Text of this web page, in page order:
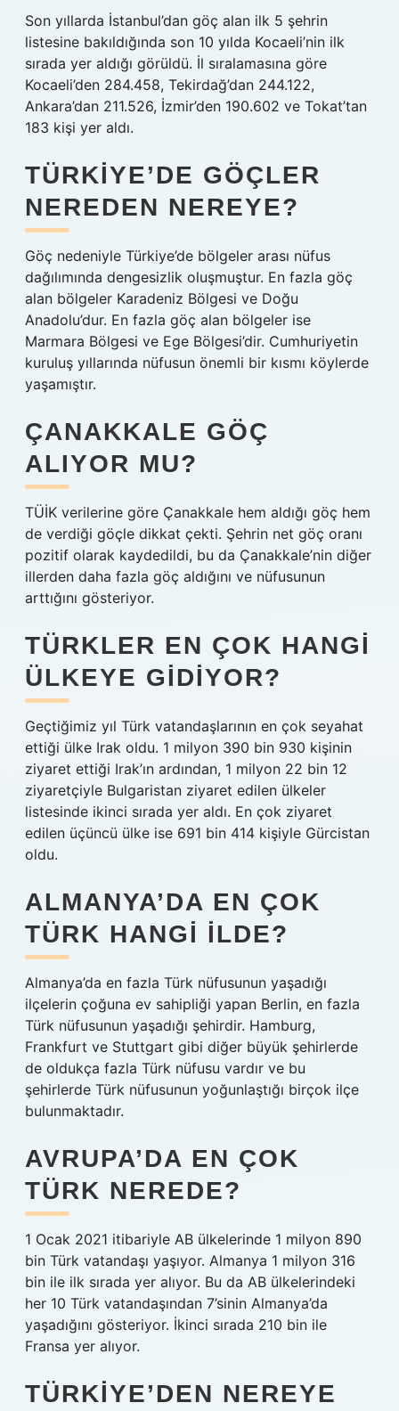
Son yıllarda İstanbul’dan göç alan ilk 5 şehrin
listesine bakıldığında son 10 yılda Kocaeli’nin ilk
sırada yer aldığı görüldü. İl sıralamasına göre
Kocaeli’den 284.458, Tekirdağ’dan 244.122,
Ankara’dan 211.526, İzmir’den 190.602 ve Tokat’tan
183 kişi yer aldı.
TÜRKIYE’DE GÖÇLER
NEREDEN NEREYE?
Göç nedeniyle Türkiye’de bölgeler arası nüfus
dağılımında dengesizlik oluşmuştur. En fazla göç
alan bölgeler Karadeniz Bölgesi ve Doğu
Anadolu’dur. En fazla göç alan bölgeler ise
Marmara Bölgesi ve Ege Bölgesi’dir. Cumhuriyetin
kuruluş yıllarında nüfusun önemli bir kısmı köylerde
yaşamıştır.
ÇANAKKALE GÖÇ
ALIYOR MU?
TÜİK verilerine göre Çanakkale hem aldığı göç hem
de verdiği göçle dikkat çekti. Şehrin net göç oranı
pozitif olarak kaydedildi, bu da Çanakkale’nin diğer
illerden daha fazla göç aldığını ve nüfusunun
arttığını gösteriyor.
TÜRKLER EN ÇOK HANGI
ÜLKEYE GIDIYOR?
Geçtiğimiz yıl Türk vatandaşlarının en çok seyahat
ettiği ülke Irak oldu. 1 milyon 390 bin 930 kişinin
ziyaret ettiği Irak’ın ardından, 1 milyon 22 bin 12
ziyaretçiyle Bulgaristan ziyaret edilen ülkeler
listesinde ikinci sırada yer aldı. En çok ziyaret
edilen üçüncü ülke ise 691 bin 414 kişiyle Gürcistan
oldu.
ALMANYA’DA EN ÇOK
TÜRK HANGI ILDE?
Almanya’da en fazla Türk nüfusunun yaşadığı
ilçelerin çoğuna ev sahipliği yapan Berlin, en fazla
Türk nüfusunun yaşadığı şehirdir. Hamburg,
Frankfurt ve Stuttgart gibi diğer büyük şehirlerde
de oldukça fazla Türk nüfusu vardır ve bu
şehirlerde Türk nüfusunun yoğunlaştığı birçok ilçe
bulunmaktadır.
AVRUPA’DA EN ÇOK
TÜRK NEREDE?
1 Ocak 2021 itibariyle AB ülkelerinde 1 milyon 890
bin Türk vatandaşı yaşıyor. Almanya 1 milyon 316
bin ile ilk sırada yer alıyor. Bu da AB ülkelerindeki
her 10 Türk vatandaşından 7’sinin Almanya’da
yaşadığını gösteriyor. İkinci sırada 210 bin ile
Fransa yer alıyor.
TÜRKIYE’DEN NEREYE